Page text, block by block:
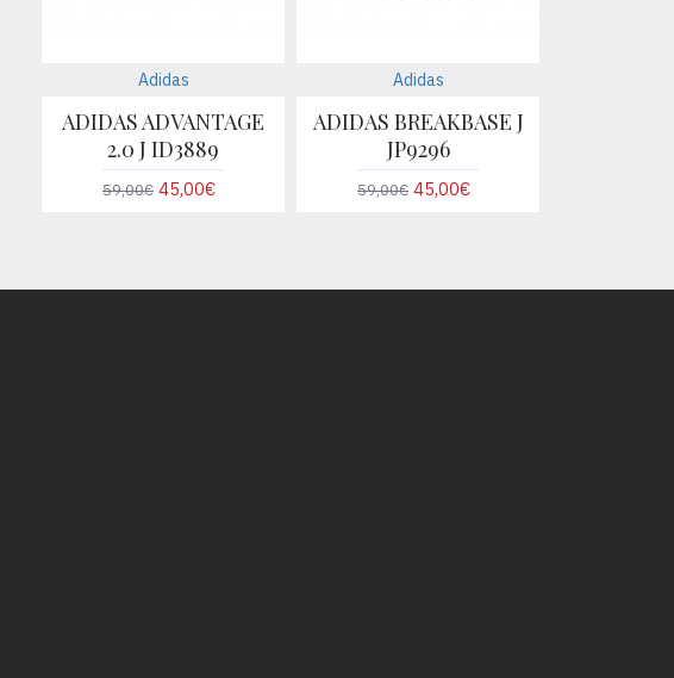
Adidas
ADIDAS ADVANTAGE
2.0 J ID3889
59,00€ 45,00€
Adidas
ADIDAS BREAKBASE J
JP9296
59,00€ 45,00€